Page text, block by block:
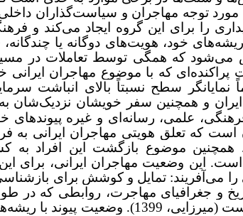
توجه مهاجران و سیاست‌گذاران
را برای این گروه ایجاد می‌کند و
خود، هویت‌های دوگانه یا
می‌شود که همگی توسط تعاملات در
1399). مطالعات پراکنده‌ای که با موضوع
نمایانگر سطح نسبتاً بالای انباشت
و همچنین سفر خویشان نزدیکشان
علمی، رسانه‌ای و غیره
است که تعلق هویتی مهاجران ایرانی
موضوع بازگشت این افراد به
این وضعیت مهاجران ایرانی، برای این
می‌آفریند: تمایل و کوشش برای
و جغرافیای مهاجرت، روابطی که در
مقصد به وجود آمده و تحول یافته است